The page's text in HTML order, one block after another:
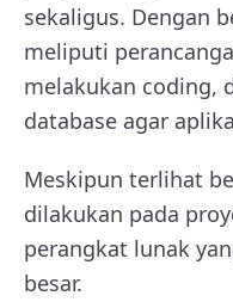
sekaligus. Dengan
meliputi
melakukan coding,
database agar
Meskipun terlihat
dilakukan pada
perangkat lunak
besar.